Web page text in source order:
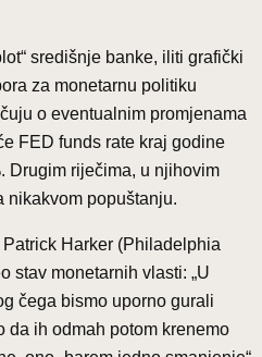
središnje banke, iliti grafički
za monetarnu politiku
o eventualnim promjenama
FED funds rate kraj godine
Drugim riječima, u njihovim
nikakvom popuštanju.
Harker (Philadelphia
stav monetarnih vlasti: „U
čega bismo uporno gurali
da ih odmah potom krenemo